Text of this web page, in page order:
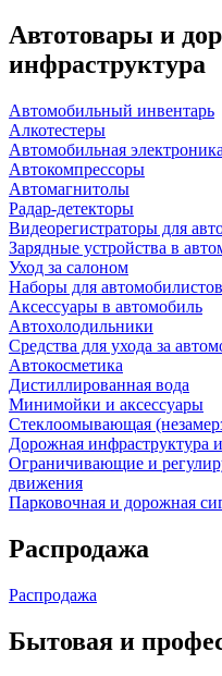
Автотовары и
инфраструктура
Автомобильный инвентарь
Алкотестеры
Автомобильная электроника
Автокомпрессоры
Автомагнитолы
Радар-детекторы
Видеорегистраторы для
Зарядные устройства в
Уход за салоном
Наборы для автомобилистов
Аксессуары в автомобиль
Автохолодильники
Средства для ухода за
Автокосметика
Дистиллированная вода
Минимойки и аксессуары
Стеклоомывающая
Дорожная инфраструктура
Ограничивающие и
движения
Парковочная и дорожная
Распродажа
Распродажа
Бытовая и